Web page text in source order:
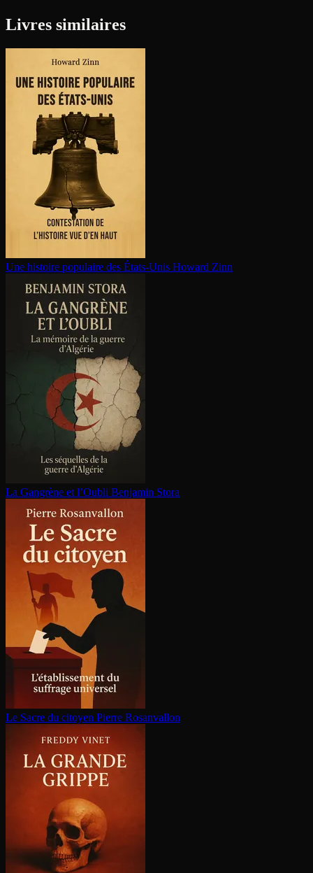
Livres similaires
Une histoire populaire des États-Unis Howard Zinn
La Gangrène et l’Oubli Benjamin Stora
Le Sacre du citoyen Pierre Rosanvallon